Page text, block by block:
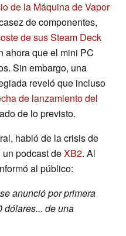
de la Máquina de Vapor
de componentes,
de sus Steam Deck
ahora que el mini PC
Sin embargo, una
reveló que incluso
de lanzamiento del
de lo previsto.
habló de la crisis de
podcast deXB2. Al
al público:
anunció por primera
dólares... de una